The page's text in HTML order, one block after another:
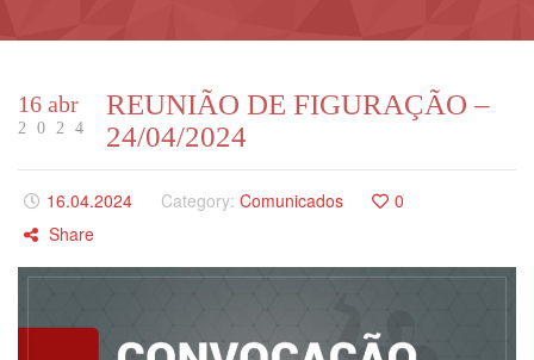
16 abr
2024
REUNIÃO DE FIGURAÇÃO –
24/04/2024
16.04.2024 Category: Comunicados
0
Share